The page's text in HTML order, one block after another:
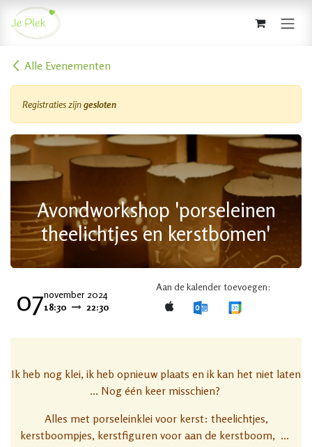
Overslaan naar inhoud
Alle Evenementen
Registraties zijngesloten
Avondworkshop 'porseleinen
theelichtjes en kerstbomen'
07november 2024
18:30
22:30
Aan de kalender toevoegen:
Ik heb nog klei, ik heb opnieuw plaats en ik kan het niet laten
... Nog één keer misschien?
Alles met porseleinklei voor kerst: theelichtjes,
kerstboompjes, kerstfiguren voor aan de kerstboom, ...